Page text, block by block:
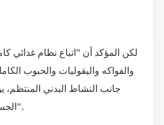
لكن المؤكد أن "اتباع نظام غذائي
والفواكه والبقوليات والحبوب
جانب النشاط البدني
الجسم على إزالة السموم".